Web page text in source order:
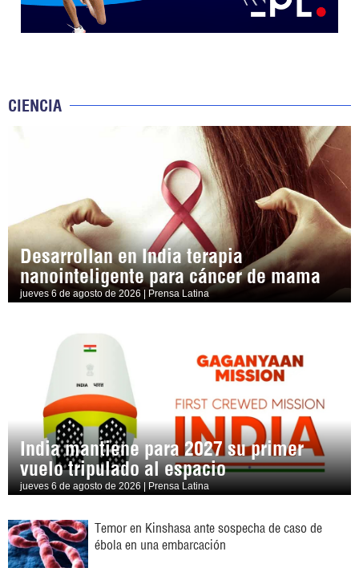
CIENCIA
Desarrollan en India terapia
nanointeligente para cáncer de mama
jueves 6 de agosto de 2026 | Prensa Latina
India mantiene para 2027 su primer
vuelo tripulado al espacio
jueves 6 de agosto de 2026 | Prensa Latina
Temor en Kinshasa ante sospecha de caso de
ébola en una embarcación